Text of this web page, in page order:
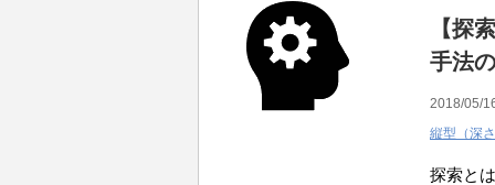
【探
手法
2018/05/
縦型（深
探索と